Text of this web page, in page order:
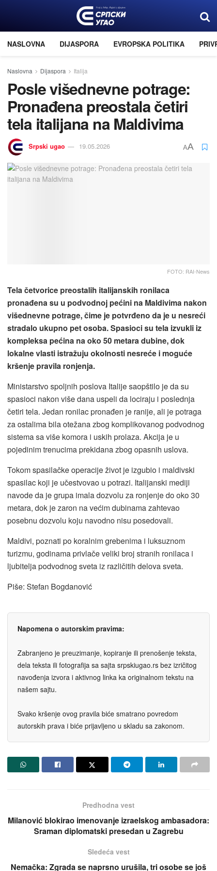
NASLOVNA DIJASPORA EVROPSKA POLITIKA
Naslovna Dijaspora Italija
Posle višednevne potrage:
Pronađena preostala četiri
tela italijana na Maldivima
Srpski ugao 19.05.2026 AA
FOTO: RAI-News
Tela četvorice preostalih italijanskih ronilaca
pronađena su u podvodnoj pećini na Maldivima nakon
višednevne potrage, čime je potvrđeno da je u nesreći
stradalo ukupno pet osoba. Spasioci su tela izvukli iz
kompleksa pećina na oko 50 metara dubine, dok
lokalne vlasti istražuju okolnosti nesreće i moguće
kršenje pravila ronjenja.
Ministarstvo spoljnih poslova Italije saopštilo je da su
spasioci nakon više dana uspeli da lociraju i poslednja
četiri tela. Jedan ronilac pronađen je ranije, ali je potraga
za ostalima bila otežana zbog komplikovanog podvodnog
sistema sa više komora i uskih prolaza. Akcija je u
pojedinim trenucima prekidana zbog opasnih uslova.
Tokom spasilačke operacije život je izgubio i maldivski
spasilac koji je učestvovao u potrazi. Italijanski mediji
navode da je grupa imala dozvolu za ronjenje do oko 30
metara, dok je zaron na većim dubinama zahtevao
posebnu dozvolu koju navodno nisu posedovali.
Maldivi, poznati po koralnim grebenima i luksuznom
turizmu, godinama privlače veliki broj stranih ronilaca i
ljubitelja podvodnog sveta iz različitih delova sveta.
Piše: Stefan Bogdanović
Napomena o autorskim pravima:
Zabranjeno je preuzimanje, kopiranje ili prenošenje teksta,
dela teksta ili fotografija sa sajta srpskiugao.rs bez izričitog
navođenja izvora i aktivnog linka ka originalnom tekstu na
našem sajtu.
Svako kršenje ovog pravila biće smatrano povredom
autorskih prava i biće prijavljeno u skladu sa zakonom.
Predhodna vest
Milanović blokirao imenovanje izraelskog ambasadora:
Sraman diplomatski presedan u Zagrebu
Sledeća vest
Nemačka: Zgrada se naprsno urušila, tri osobe se još